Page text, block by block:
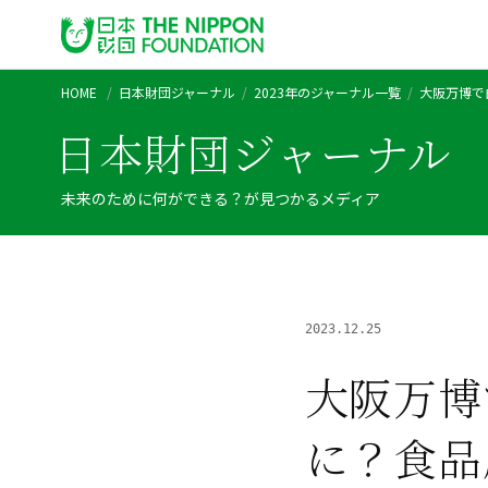
HOME 日本財団ジャーナル 2023年のジャーナル一覧 大阪万博
日本財団ジャーナル
未来のために何ができる？が見つかるメディア
2023.12.25
大阪万
に？食